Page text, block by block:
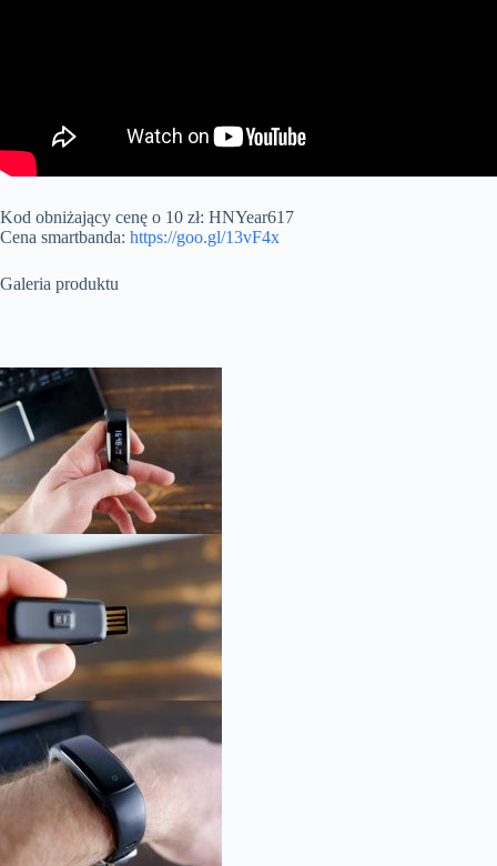
Kod obniżający cenę o 10 zł: HNYear617
Cena smartbanda: https://goo.gl/13vF4x
Galeria produktu